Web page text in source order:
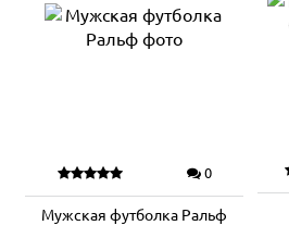
0
Мужская футболка Ральф